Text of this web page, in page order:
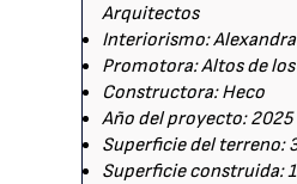
Arquitectos
Interiorismo:
Promotora: Altos de
Constructora: Heco
Año del proyecto: 2025
Superficie del terreno:
Superficie construida: